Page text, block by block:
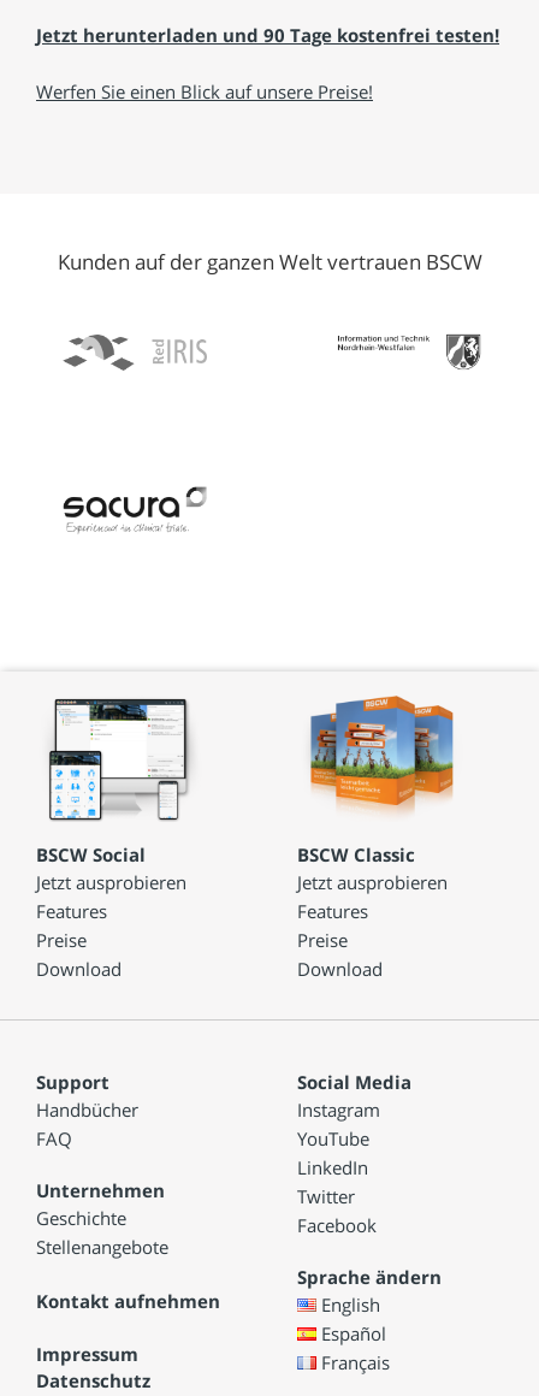
Jetzt herunterladen und 90 Tage kostenfrei testen!
Werfen Sie einen Blick auf unsere Preise!
Kunden auf der ganzen Welt vertrauen BSCW
BSCW Social
Jetzt ausprobieren
Features
Preise
Download
BSCW Classic
Jetzt ausprobieren
Features
Preise
Download
Support
Handbücher
FAQ
Unternehmen
Geschichte
Stellenangebote
Kontakt aufnehmen
Impressum
Datenschutz
Social Media
Instagram
YouTube
LinkedIn
Twitter
Facebook
Sprache ändern
English
Español
Français